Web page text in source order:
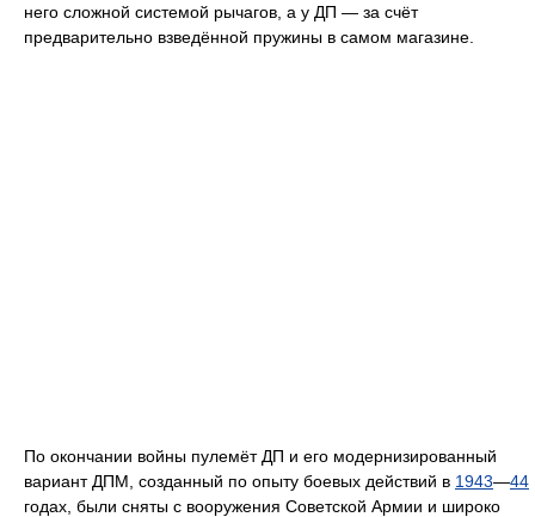
него сложной системой рычагов, а у ДП — за счёт
предварительно взведённой пружины в самом магазине.
По окончании войны пулемёт ДП и его модернизированный
вариант ДПМ, созданный по опыту боевых действий в 1943—44
годах, были сняты с вооружения Советской Армии и широко